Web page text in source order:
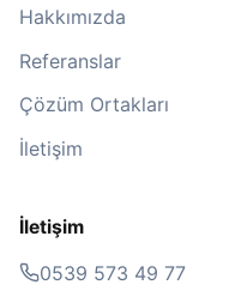
Hakkımızda
Referanslar
Çözüm Ortakları
İletişim
İletişim
0539 573 49 77